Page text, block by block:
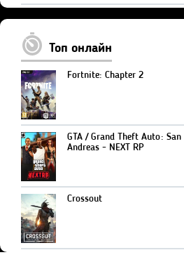
Топ онлайн
Fortnite: Chapter 2
GTA / Grand Theft Auto: San
Andreas - NEXT RP
Crossout